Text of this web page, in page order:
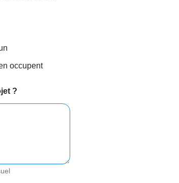
occupent
?